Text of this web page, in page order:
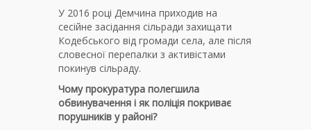
У 2016 році Демчина приходив на
сесійне засідання сільради захищати
Кодебського від громади села, але після
словесної перепалки з активістами
покинув сільраду.
Чому прокуратура полегшила
обвинувачення і як поліція покриває
порушників у районі?